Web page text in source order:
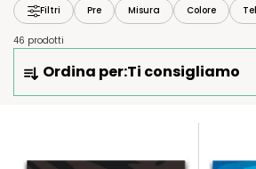
Filtri Pre Misura Colore
46 prodotti
D
Ordina per:Ti consigliamo